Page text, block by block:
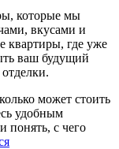
которые мы
вкусами и
квартиры, где уже
ваш будущий
может стоить
удобным
понять, с чего